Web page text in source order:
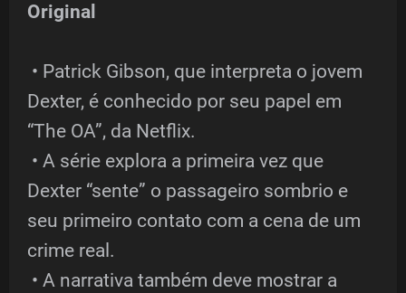
Original
• Patrick Gibson, que interpreta o jovem
Dexter, é conhecido por seu papel em
“The OA”, da Netflix.
• A série explora a primeira vez que
Dexter “sente” o passageiro sombrio e
seu primeiro contato com a cena de um
crime real.
• A narrativa também deve mostrar a